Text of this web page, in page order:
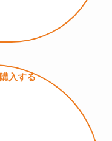
購入する